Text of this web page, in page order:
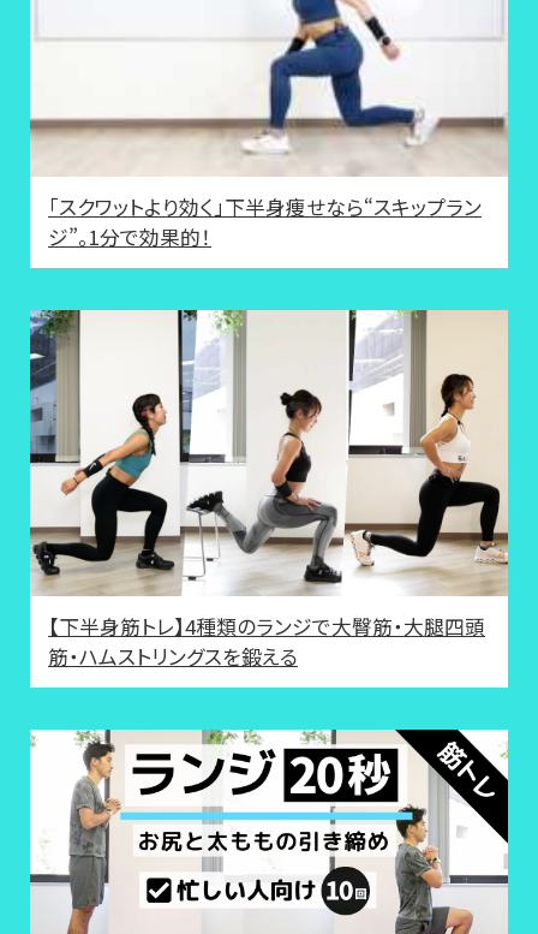
「スクワットより効く」下半身痩せなら“スキップラン
ジ”。1分で効果的！
【下半身筋トレ】4種類のランジで大臀筋・大腿四頭
筋・ハムストリングスを鍛える